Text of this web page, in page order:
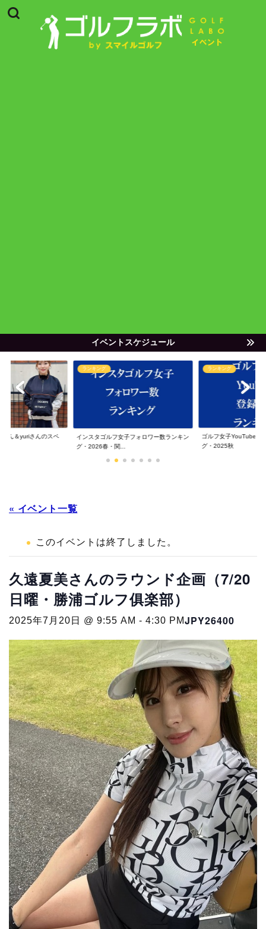
イベントスケジュール
ん＆yuriさんのスペ
ランキング
インスタゴルフ女子フォロワー数ランキン
グ・2026春・関...
ランキング
ゴルフ女子YouTube登
グ・2025秋
« イベント一覧
このイベントは終了しました。
久遠夏美さんのラウンド企画（7/20
日曜・勝浦ゴルフ俱楽部）
2025年7月20日 @ 9:55 AM - 4:30 PMJPY26400